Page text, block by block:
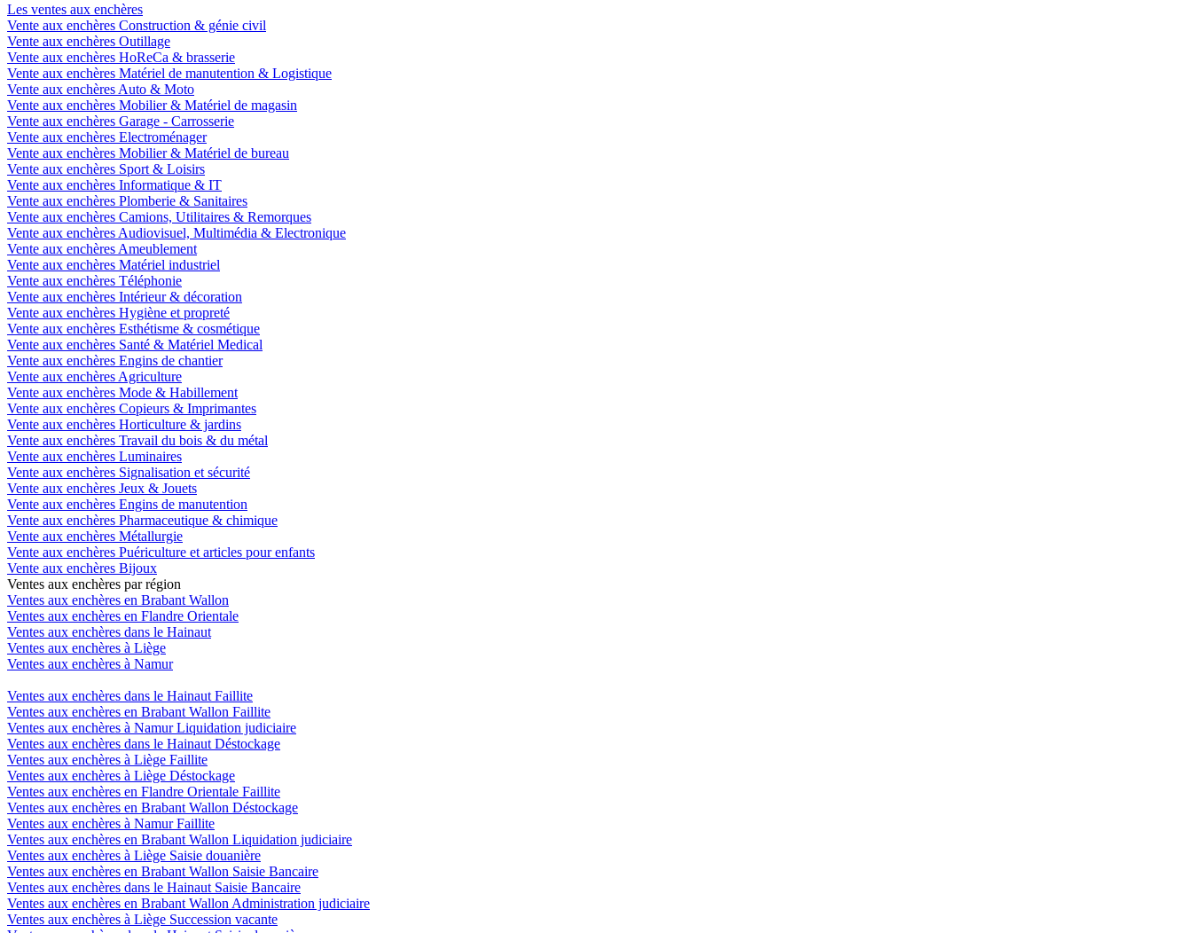
Les ventes aux enchères
Vente aux enchères Construction & génie civil
Vente aux enchères Outillage
Vente aux enchères HoReCa & brasserie
Vente aux enchères Matériel de manutention & Logistique
Vente aux enchères Auto & Moto
Vente aux enchères Mobilier & Matériel de magasin
Vente aux enchères Garage - Carrosserie
Vente aux enchères Electroménager
Vente aux enchères Mobilier & Matériel de bureau
Vente aux enchères Sport & Loisirs
Vente aux enchères Informatique & IT
Vente aux enchères Plomberie & Sanitaires
Vente aux enchères Camions, Utilitaires & Remorques
Vente aux enchères Audiovisuel, Multimédia & Electronique
Vente aux enchères Ameublement
Vente aux enchères Matériel industriel
Vente aux enchères Téléphonie
Vente aux enchères Intérieur & décoration
Vente aux enchères Hygiène et propreté
Vente aux enchères Esthétisme & cosmétique
Vente aux enchères Santé & Matériel Medical
Vente aux enchères Engins de chantier
Vente aux enchères Agriculture
Vente aux enchères Mode & Habillement
Vente aux enchères Copieurs & Imprimantes
Vente aux enchères Horticulture & jardins
Vente aux enchères Travail du bois & du métal
Vente aux enchères Luminaires
Vente aux enchères Signalisation et sécurité
Vente aux enchères Jeux & Jouets
Vente aux enchères Engins de manutention
Vente aux enchères Pharmaceutique & chimique
Vente aux enchères Métallurgie
Vente aux enchères Puériculture et articles pour enfants
Vente aux enchères Bijoux
Ventes aux enchères par région
Ventes aux enchères en Brabant Wallon
Ventes aux enchères en Flandre Orientale
Ventes aux enchères dans le Hainaut
Ventes aux enchères à Liège
Ventes aux enchères à Namur
Ventes aux enchères dans le Hainaut Faillite
Ventes aux enchères en Brabant Wallon Faillite
Ventes aux enchères à Namur Liquidation judiciaire
Ventes aux enchères dans le Hainaut Déstockage
Ventes aux enchères à Liège Faillite
Ventes aux enchères à Liège Déstockage
Ventes aux enchères en Flandre Orientale Faillite
Ventes aux enchères en Brabant Wallon Déstockage
Ventes aux enchères à Namur Faillite
Ventes aux enchères en Brabant Wallon Liquidation judiciaire
Ventes aux enchères à Liège Saisie douanière
Ventes aux enchères en Brabant Wallon Saisie Bancaire
Ventes aux enchères dans le Hainaut Saisie Bancaire
Ventes aux enchères en Brabant Wallon Administration judiciaire
Ventes aux enchères à Liège Succession vacante